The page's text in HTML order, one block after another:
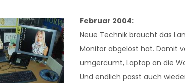
Februar 2004:
Neue Technik braucht das
Monitor abgelöst hat. Damit
umgeräumt, Laptop an die
Und endlich passt auch